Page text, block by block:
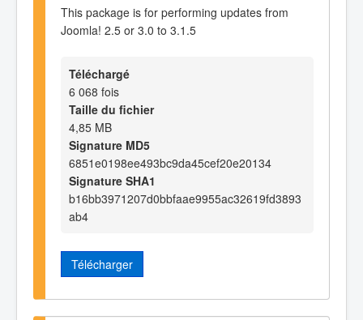
This package is for performing updates from
Joomla! 2.5 or 3.0 to 3.1.5
Téléchargé
6 068 fois
Taille du fichier
4,85 MB
Signature MD5
6851e0198ee493bc9da45cef20e20134
Signature SHA1
b16bb3971207d0bbfaae9955ac32619fd3893
ab4
Télécharger